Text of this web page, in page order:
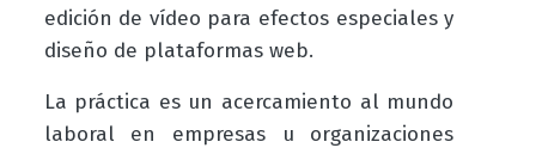
edición de vídeo para efectos especiales y
diseño de plataformas web.
La práctica es un acercamiento al mundo
laboral en empresas u organizaciones